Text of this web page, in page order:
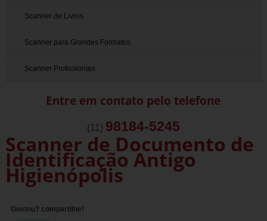
Scanner de Livros
Scanner para Grandes Formatos
Scanner Profissionais
Entre em contato pelo telefone
(11) 98184-5245
Scanner de Documento de
Identificação Antigo
Higienópolis
Gostou? compartilhe!